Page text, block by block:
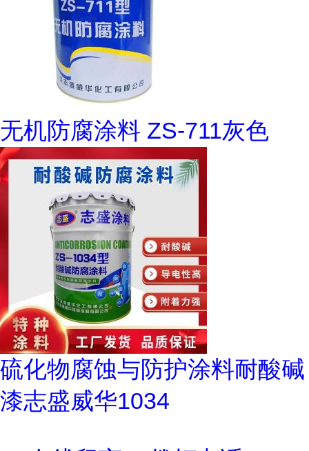
无机防腐涂料 ZS-711灰色
硫化物腐蚀与防护涂料耐酸碱
漆志盛威华1034